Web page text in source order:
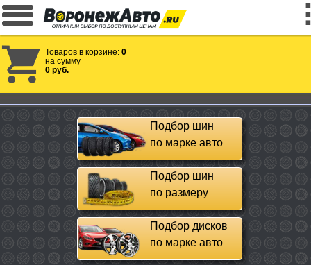
Товаров в корзине: 0
на сумму
0 руб.
Подбор шин
по марке авто
Подбор шин
по размеру
Подбор дисков
по марке авто